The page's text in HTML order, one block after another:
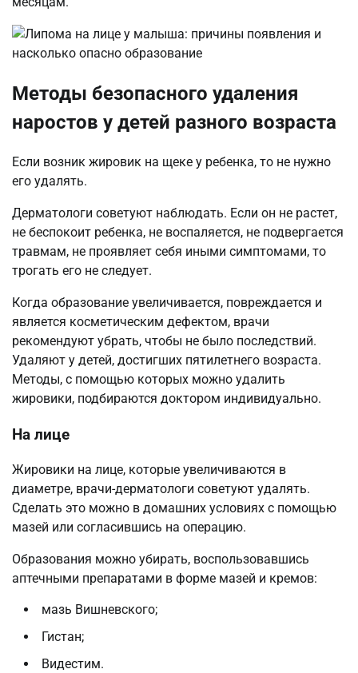
Методы безопасного удаления
наростов у детей разного возраста
Если возник жировик на щеке у ребенка, то не нужно
его удалять.
Дерматологи советуют наблюдать. Если он не растет,
не беспокоит ребенка, не воспаляется, не подвергается
травмам, не проявляет себя иными симптомами, то
трогать его не следует.
Когда образование увеличивается, повреждается и
является косметическим дефектом, врачи
рекомендуют убрать, чтобы не было последствий.
Удаляют у детей, достигших пятилетнего возраста.
Методы, с помощью которых можно удалить
жировики, подбираются доктором индивидуально.
На лице
Жировики на лице, которые увеличиваются в
диаметре, врачи-дерматологи советуют удалять.
Сделать это можно в домашних условиях с помощью
мазей или согласившись на операцию.
Образования можно убирать, воспользовавшись
аптечными препаратами в форме мазей и кремов:
мазь Вишневского;
Гистан;
Видестим.